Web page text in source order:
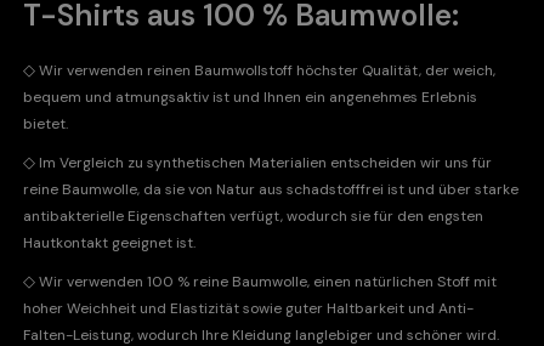
T-Shirts aus 100 % Baumwolle:
◇ Wir verwenden reinen Baumwollstoff höchster Qualität, der weich,
bequem und atmungsaktiv ist und Ihnen ein angenehmes Erlebnis
bietet.
◇ Im Vergleich zu synthetischen Materialien entscheiden wir uns für
reine Baumwolle, da sie von Natur aus schadstofffrei ist und über starke
antibakterielle Eigenschaften verfügt, wodurch sie für den engsten
Hautkontakt geeignet ist.
◇ Wir verwenden 100 % reine Baumwolle, einen natürlichen Stoff mit
hoher Weichheit und Elastizität sowie guter Haltbarkeit und Anti-
Falten-Leistung, wodurch Ihre Kleidung langlebiger und schöner wird.